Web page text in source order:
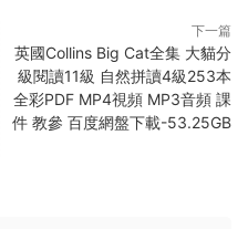
下一篇
英國Collins Big Cat全集 大貓分
級閱讀11級 自然拼讀4級253本
全彩PDF MP4視頻 MP3音頻 課
件 教參 百度網盤下載-53.25GB